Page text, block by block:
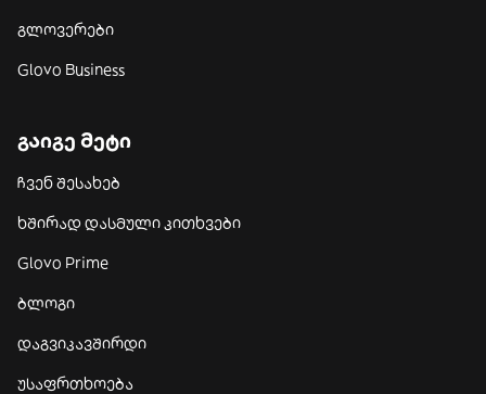
გლოვერები
Glovo Business
გაიგე მეტი
ჩვენ შესახებ
ხშირად დასმული კითხვები
Glovo Prime
ბლოგი
დაგვიკავშირდი
უსაფრთხოება